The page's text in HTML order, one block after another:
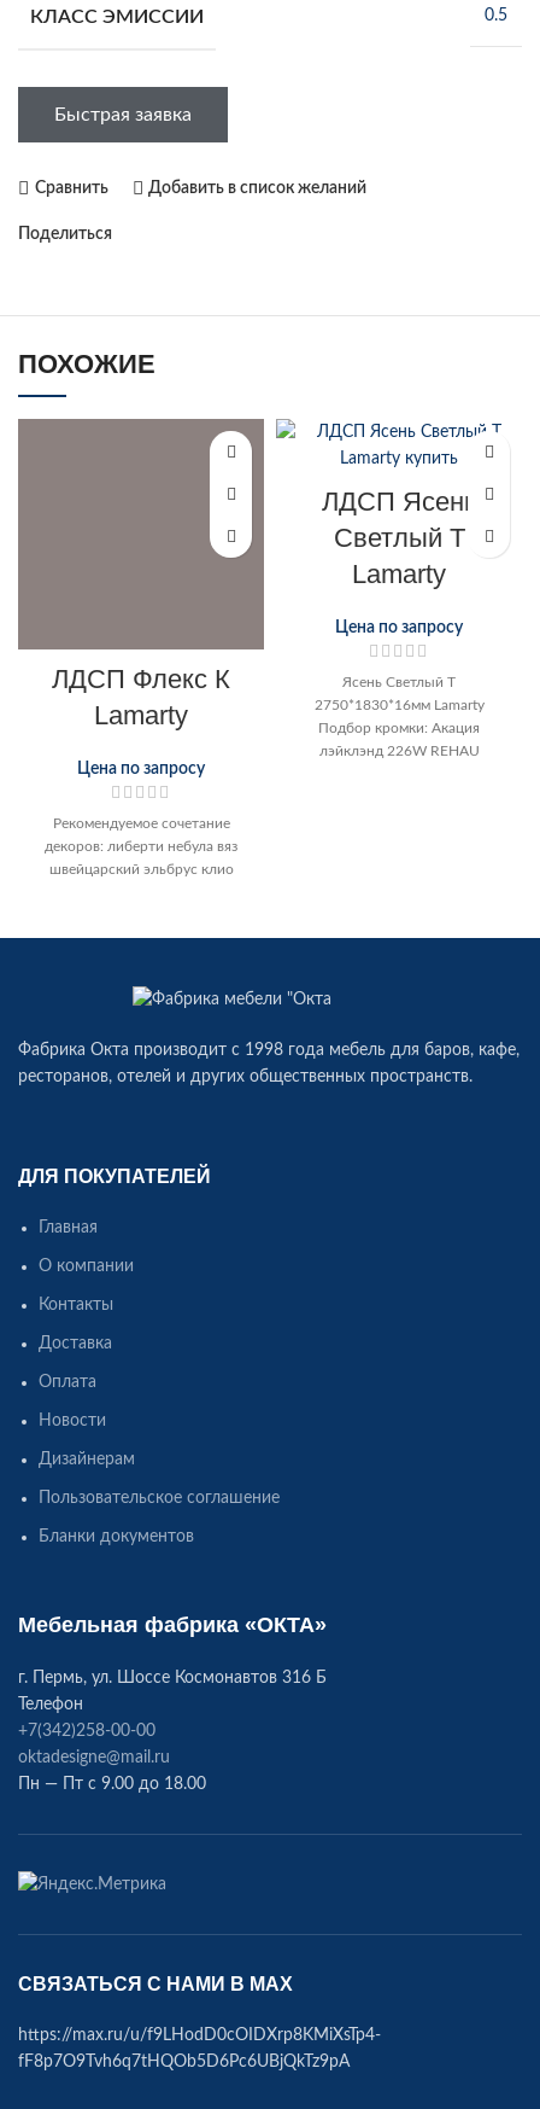
КЛАСС ЭМИССИИ 0.5
Быстрая заявка
Сравнить Добавить в список желаний
Поделиться
ПОХОЖИЕ
ЛДСП Флекс К
Lamarty
Цена по запросу
Рекомендуемое сочетание
декоров: либерти небула вяз
швейцарский эльбрус клио
ЛДСП Ясень
Светлый Т
Lamarty
Цена по запросу
Ясень Светлый Т
2750*1830*16мм Lamarty
Подбор кромки: Акация
лэйклэнд 226W REHAU
Фабрика Окта производит c 1998 года мебель для баров, кафе,
ресторанов, отелей и других общественных пространств.
ДЛЯ ПОКУПАТЕЛЕЙ
Главная
О компании
Контакты
Доставка
Оплата
Новости
Дизайнерам
Пользовательское соглашение
Бланки документов
Мебельная фабрика «ОКТА»
г. Пермь, ул. Шоссе Космонавтов 316 Б
Телефон
+7(342)258-00-00
oktadesigne@mail.ru
Пн — Пт с 9.00 до 18.00
СВЯЗАТЬСЯ С НАМИ В МАХ
https://max.ru/u/f9LHodD0cOIDXrp8KMiXsTp4-
fF8p7O9Tvh6q7tHQOb5D6Pc6UBjQkTz9pA